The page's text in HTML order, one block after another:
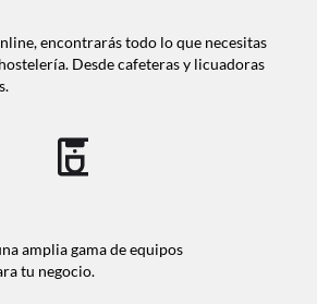
encontrarás todo lo que necesitas
Desde cafeteras y licuadoras
amplia gama de equipos
tu negocio.